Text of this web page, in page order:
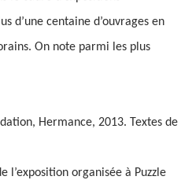
d’une centaine d’ouvrages en
On note parmi les plus
Hermance, 2013. Textes de
l’exposition organisée à Puzzle